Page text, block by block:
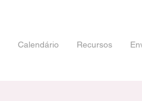
Calendário Recursos